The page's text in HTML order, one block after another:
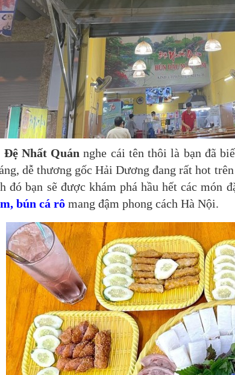
Đệ Nhất Quán nghe cái tên thôi là bạn đã
dễ thương gốc Hải Dương đang rất hot
đó bạn sẽ được khám phá hầu hết các món
bún cá rô mang đậm phong cách Hà Nội.